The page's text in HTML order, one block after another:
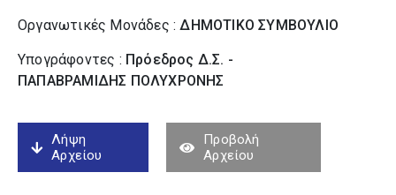
Οργανωτικές Μονάδες :ΔΗΜΟΤΙΚΟ ΣΥΜΒΟΥΛΙΟ
Υπογράφοντες : Πρόεδρος Δ.Σ. -
ΠΑΠΑΒΡΑΜΙΔΗΣ ΠΟΛΥΧΡΟΝΗΣ
Λήψη
Αρχείου
Προβολή
Αρχείου